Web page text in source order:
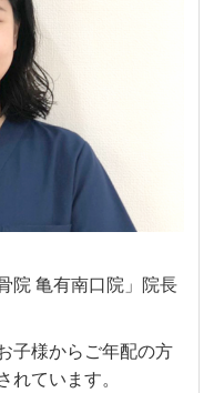
院 亀有南口院」院長
子様からご年配の方
れています。